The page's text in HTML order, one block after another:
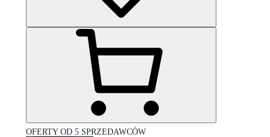
OFERTY OD 5 SPRZEDAWCÓW